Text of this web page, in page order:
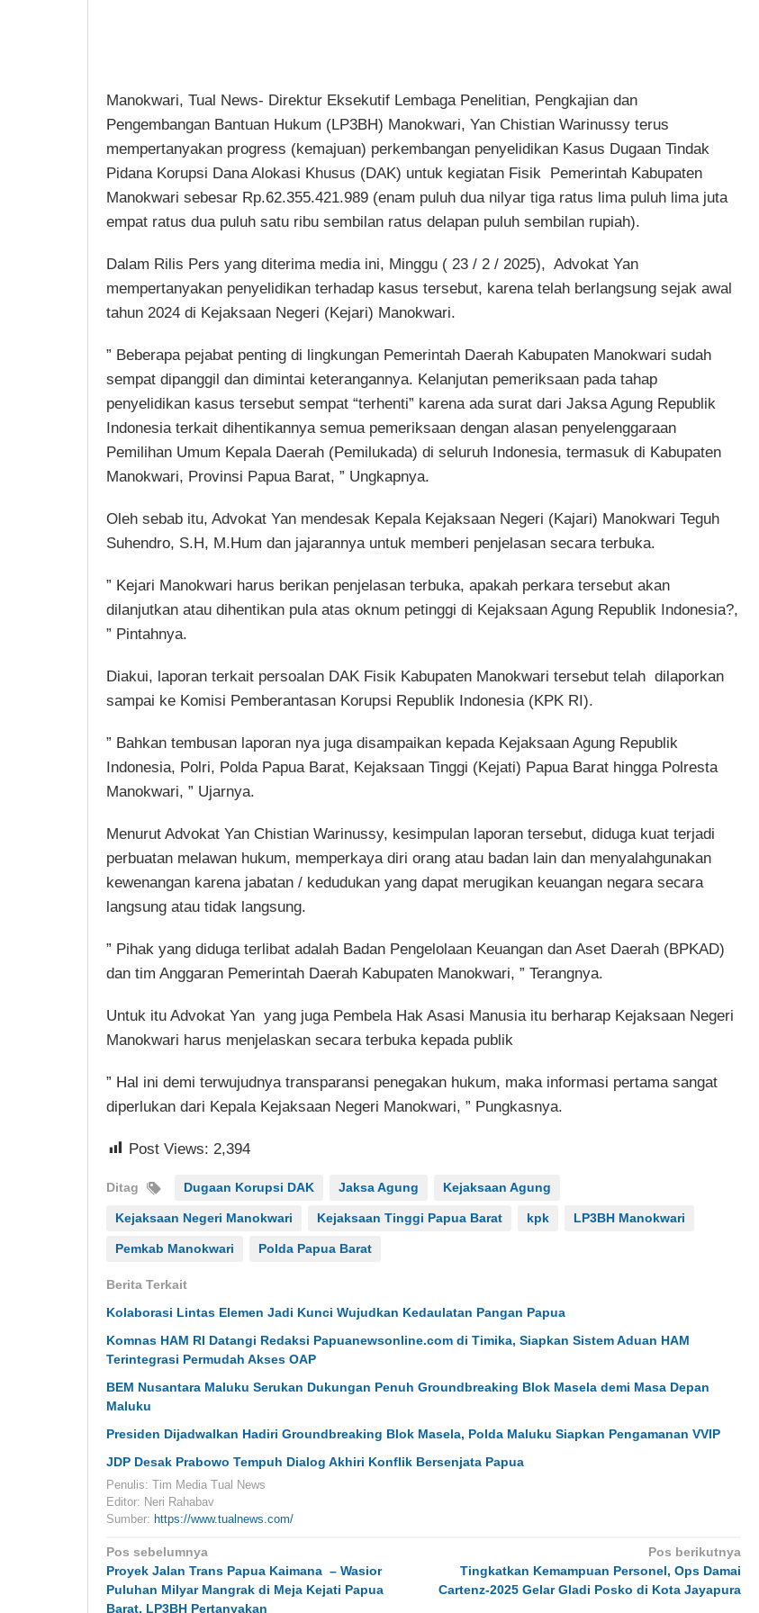
Manokwari, Tual News- Direktur Eksekutif Lembaga Penelitian, Pengkajian dan
Pengembangan Bantuan Hukum (LP3BH) Manokwari, Yan Chistian Warinussy terus
mempertanyakan progress (kemajuan) perkembangan penyelidikan Kasus Dugaan Tindak
Pidana Korupsi Dana Alokasi Khusus (DAK) untuk kegiatan Fisik Pemerintah Kabupaten
Manokwari sebesar Rp.62.355.421.989 (enam puluh dua nilyar tiga ratus lima puluh lima juta
empat ratus dua puluh satu ribu sembilan ratus delapan puluh sembilan rupiah).
Dalam Rilis Pers yang diterima media ini, Minggu ( 23 / 2 / 2025), Advokat Yan
mempertanyakan penyelidikan terhadap kasus tersebut, karena telah berlangsung sejak awal
tahun 2024 di Kejaksaan Negeri (Kejari) Manokwari.
” Beberapa pejabat penting di lingkungan Pemerintah Daerah Kabupaten Manokwari sudah
sempat dipanggil dan dimintai keterangannya. Kelanjutan pemeriksaan pada tahap
penyelidikan kasus tersebut sempat “terhenti” karena ada surat dari Jaksa Agung Republik
Indonesia terkait dihentikannya semua pemeriksaan dengan alasan penyelenggaraan
Pemilihan Umum Kepala Daerah (Pemilukada) di seluruh Indonesia, termasuk di Kabupaten
Manokwari, Provinsi Papua Barat, ” Ungkapnya.
Oleh sebab itu, Advokat Yan mendesak Kepala Kejaksaan Negeri (Kajari) Manokwari Teguh
Suhendro, S.H, M.Hum dan jajarannya untuk memberi penjelasan secara terbuka.
” Kejari Manokwari harus berikan penjelasan terbuka, apakah perkara tersebut akan
dilanjutkan atau dihentikan pula atas oknum petinggi di Kejaksaan Agung Republik Indonesia?,
” Pintahnya.
Diakui, laporan terkait persoalan DAK Fisik Kabupaten Manokwari tersebut telah dilaporkan
sampai ke Komisi Pemberantasan Korupsi Republik Indonesia (KPK RI).
” Bahkan tembusan laporan nya juga disampaikan kepada Kejaksaan Agung Republik
Indonesia, Polri, Polda Papua Barat, Kejaksaan Tinggi (Kejati) Papua Barat hingga Polresta
Manokwari, ” Ujarnya.
Menurut Advokat Yan Chistian Warinussy, kesimpulan laporan tersebut, diduga kuat terjadi
perbuatan melawan hukum, memperkaya diri orang atau badan lain dan menyalahgunakan
kewenangan karena jabatan / kedudukan yang dapat merugikan keuangan negara secara
langsung atau tidak langsung.
” Pihak yang diduga terlibat adalah Badan Pengelolaan Keuangan dan Aset Daerah (BPKAD)
dan tim Anggaran Pemerintah Daerah Kabupaten Manokwari, ” Terangnya.
Untuk itu Advokat Yan yang juga Pembela Hak Asasi Manusia itu berharap Kejaksaan Negeri
Manokwari harus menjelaskan secara terbuka kepada publik
” Hal ini demi terwujudnya transparansi penegakan hukum, maka informasi pertama sangat
diperlukan dari Kepala Kejaksaan Negeri Manokwari, ” Pungkasnya.
Post Views: 2,394
Ditag Dugaan Korupsi DAK Jaksa Agung Kejaksaan Agung
Kejaksaan Negeri Manokwari Kejaksaan Tinggi Papua Barat kpk LP3BH Manokwari
Pemkab Manokwari Polda Papua Barat
Berita Terkait
Kolaborasi Lintas Elemen Jadi Kunci Wujudkan Kedaulatan Pangan Papua
Komnas HAM RI Datangi Redaksi Papuanewsonline.com di Timika, Siapkan Sistem Aduan HAM
Terintegrasi Permudah Akses OAP
BEM Nusantara Maluku Serukan Dukungan Penuh Groundbreaking Blok Masela demi Masa Depan
Maluku
Presiden Dijadwalkan Hadiri Groundbreaking Blok Masela, Polda Maluku Siapkan Pengamanan VVIP
JDP Desak Prabowo Tempuh Dialog Akhiri Konflik Bersenjata Papua
Penulis: Tim Media Tual News
Editor: Neri Rahabav
Sumber: https://www.tualnews.com/
Navigasi
pos
Pos sebelumnya
Proyek Jalan Trans Papua Kaimana – Wasior
Puluhan Milyar Mangrak di Meja Kejati Papua
Barat, LP3BH Pertanyakan
Pos berikutnya
Tingkatkan Kemampuan Personel, Ops Damai
Cartenz-2025 Gelar Gladi Posko di Kota Jayapura